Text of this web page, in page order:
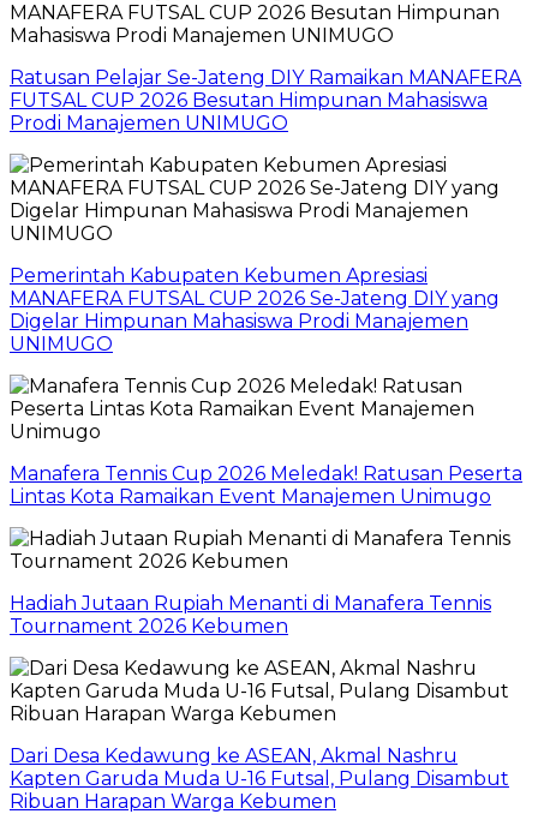
Ratusan Pelajar Se-Jateng DIY Ramaikan MANAFERA
FUTSAL CUP 2026 Besutan Himpunan Mahasiswa
Prodi Manajemen UNIMUGO
Pemerintah Kabupaten Kebumen Apresiasi
MANAFERA FUTSAL CUP 2026 Se-Jateng DIY yang
Digelar Himpunan Mahasiswa Prodi Manajemen
UNIMUGO
Manafera Tennis Cup 2026 Meledak! Ratusan Peserta
Lintas Kota Ramaikan Event Manajemen Unimugo
Hadiah Jutaan Rupiah Menanti di Manafera Tennis
Tournament 2026 Kebumen
Dari Desa Kedawung ke ASEAN, Akmal Nashru
Kapten Garuda Muda U-16 Futsal, Pulang Disambut
Ribuan Harapan Warga Kebumen